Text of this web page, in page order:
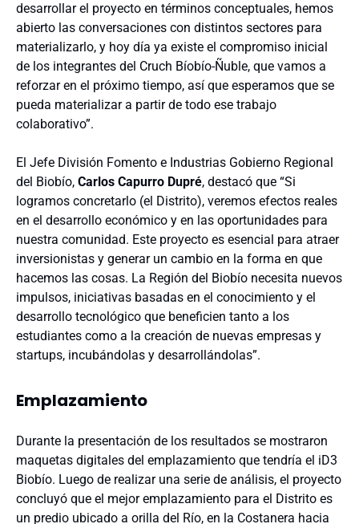
desarrollar el proyecto en términos conceptuales, hemos
abierto las conversaciones con distintos sectores para
materializarlo, y hoy día ya existe el compromiso inicial
de los integrantes del Cruch Bíobío-Ñuble, que vamos a
reforzar en el próximo tiempo, así que esperamos que se
pueda materializar a partir de todo ese trabajo
colaborativo”.
El Jefe División Fomento e Industrias Gobierno Regional
del Biobío, Carlos Capurro Dupré, destacó que “Si
logramos concretarlo (el Distrito), veremos efectos reales
en el desarrollo económico y en las oportunidades para
nuestra comunidad. Este proyecto es esencial para atraer
inversionistas y generar un cambio en la forma en que
hacemos las cosas. La Región del Biobío necesita nuevos
impulsos, iniciativas basadas en el conocimiento y el
desarrollo tecnológico que beneficien tanto a los
estudiantes como a la creación de nuevas empresas y
startups, incubándolas y desarrollándolas”.
Emplazamiento
Durante la presentación de los resultados se mostraron
maquetas digitales del emplazamiento que tendría el iD3
Biobío. Luego de realizar una serie de análisis, el proyecto
concluyó que el mejor emplazamiento para el Distrito es
un predio ubicado a orilla del Río, en la Costanera hacia